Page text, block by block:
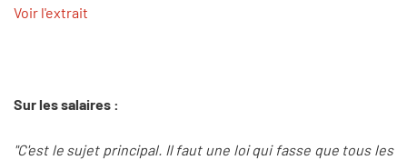
Voir l'extrait
Sur les salaires :
"C'est le sujet principal. Il faut une loi qui fasse que tous les